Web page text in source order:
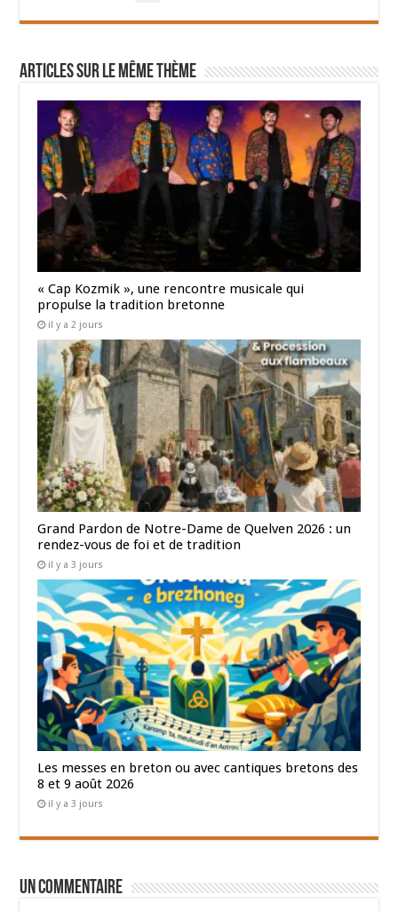
Articles sur le même thème
« Cap Kozmik », une rencontre musicale qui
propulse la tradition bretonne
il y a 2 jours
Grand Pardon de Notre-Dame de Quelven 2026 : un
rendez-vous de foi et de tradition
il y a 3 jours
Les messes en breton ou avec cantiques bretons des
8 et 9 août 2026
il y a 3 jours
Un commentaire